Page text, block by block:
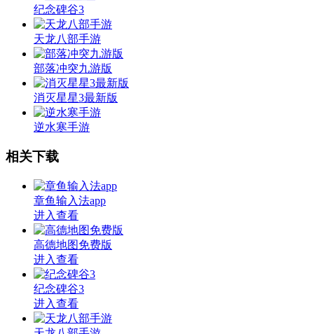
纪念碑谷3
天龙八部手游
部落冲突九游版
消灭星星3最新版
逆水寒手游
相关下载
章鱼输入法app
进入查看
高德地图免费版
进入查看
纪念碑谷3
进入查看